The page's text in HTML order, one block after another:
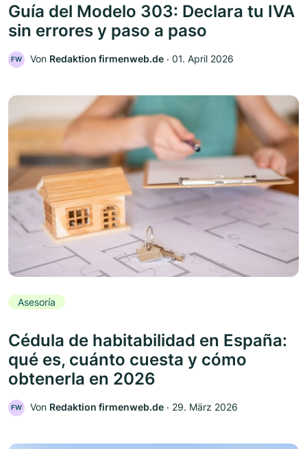
Guía del Modelo 303: Declara tu IVA
sin errores y paso a paso
FW Von Redaktion firmenweb.de ‧ 01. April 2026
Asesoría
Cédula de habitabilidad en España:
qué es, cuánto cuesta y cómo
obtenerla en 2026
FW Von Redaktion firmenweb.de ‧ 29. März 2026